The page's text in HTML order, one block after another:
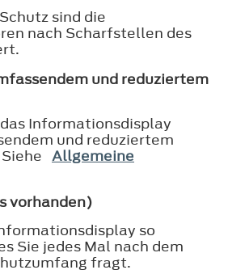
sind die
nach Scharfstellen des
und reduziertem
Informationsdisplay
und reduziertem
Allgemeine
vorhanden)
so
Sie jedes Mal nach dem
fragt.